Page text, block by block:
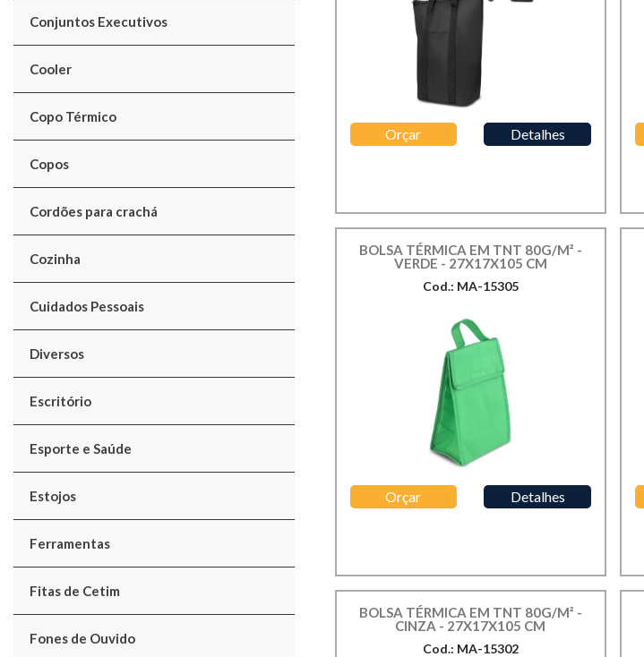
Conjuntos Executivos
Cooler
Copo Térmico
Copos
Cordões para crachá
Cozinha
Cuidados Pessoais
Diversos
Escritório
Esporte e Saúde
Estojos
Ferramentas
Fitas de Cetim
Fones de Ouvido
Orçar Detalhes
BOLSA TÉRMICA EM TNT 80G/M² -
VERDE - 27X17X105 CM
Cod.: MA-15305
Orçar Detalhes
BOLSA TÉRMICA EM TNT 80G/M² -
CINZA - 27X17X105 CM
Cod.: MA-15302